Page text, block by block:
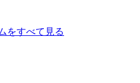
をすべて見る